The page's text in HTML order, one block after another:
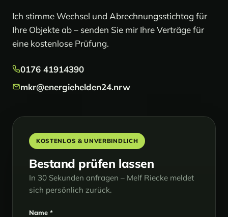
Ich stimme Wechsel und Abrechnungsstichtag für
Ihre Objekte ab – senden Sie mir Ihre Verträge für
eine kostenlose Prüfung.
0176 41914390
mkr@energiehelden24.nrw
KOSTENLOS & UNVERBINDLICH
Bestand prüfen lassen
In 30 Sekunden anfragen – Melf Riecke meldet
sich persönlich zurück.
Name *